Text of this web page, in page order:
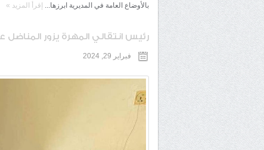
بالأوضاع العامة في المديرية ابرزها... إقرأ المزيد »
رئيس انتقالي المهرة يزور
فبراير 29, 2024